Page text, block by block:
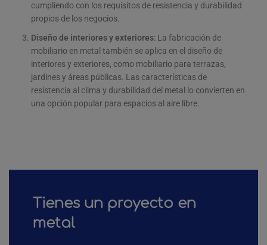
cumpliendo con los requisitos de resistencia y durabilidad
propios de los negocios.
Diseño de interiores y exteriores: La fabricación de
mobiliario en metal también se aplica en el diseño de
interiores y exteriores, como mobiliario para terrazas,
jardines y áreas públicas. Las características de
resistencia al clima y durabilidad del metal lo convierten en
una opción popular para espacios al aire libre.
Tienes un proyecto en
metal